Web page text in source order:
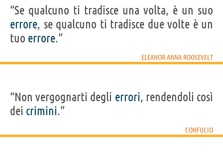
“Se qualcuno ti tradisce una volta, è un suo
errore, se qualcuno ti tradisce due volte è un
tuo errore.”
ELEANOR ANNA ROOSEVELT
“Non vergognarti degli errori, rendendoli così
dei crimini.”
CONFUCIO